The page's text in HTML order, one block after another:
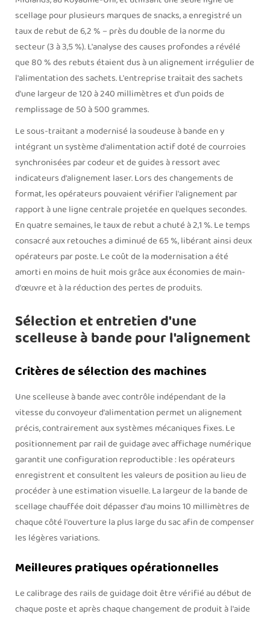
scellage pour plusieurs marques de snacks, a enregistré un
taux de rebut de 6,2 % – près du double de la norme du
secteur (3 à 3,5 %). L'analyse des causes profondes a révélé
que 80 % des rebuts étaient dus à un alignement irrégulier de
l'alimentation des sachets. L'entreprise traitait des sachets
d'une largeur de 120 à 240 millimètres et d'un poids de
remplissage de 50 à 500 grammes.
Le sous-traitant a modernisé la soudeuse à bande en y
intégrant un système d'alimentation actif doté de courroies
synchronisées par codeur et de guides à ressort avec
indicateurs d'alignement laser. Lors des changements de
format, les opérateurs pouvaient vérifier l'alignement par
rapport à une ligne centrale projetée en quelques secondes.
En quatre semaines, le taux de rebut a chuté à 2,1 %. Le temps
consacré aux retouches a diminué de 65 %, libérant ainsi deux
opérateurs par poste. Le coût de la modernisation a été
amorti en moins de huit mois grâce aux économies de main-
d'œuvre et à la réduction des pertes de produits.
Sélection et entretien d'une
scelleuse à bande pour l'alignement
Critères de sélection des machines
Une scelleuse à bande avec contrôle indépendant de la
vitesse du convoyeur d'alimentation permet un alignement
précis, contrairement aux systèmes mécaniques fixes. Le
positionnement par rail de guidage avec affichage numérique
garantit une configuration reproductible : les opérateurs
enregistrent et consultent les valeurs de position au lieu de
procéder à une estimation visuelle. La largeur de la bande de
scellage chauffée doit dépasser d'au moins 10 millimètres de
chaque côté l'ouverture la plus large du sac afin de compenser
les légères variations.
Meilleures pratiques opérationnelles
Le calibrage des rails de guidage doit être vérifié au début de
chaque poste et après chaque changement de produit à l'aide